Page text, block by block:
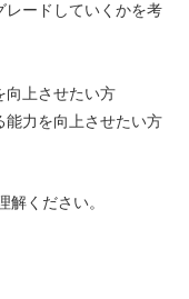
レードしていくかを考
向上させたい方
能力を向上させたい方
ください。